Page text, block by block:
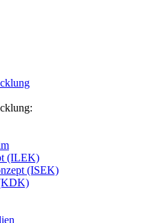
(ILEK)
(ISEK)